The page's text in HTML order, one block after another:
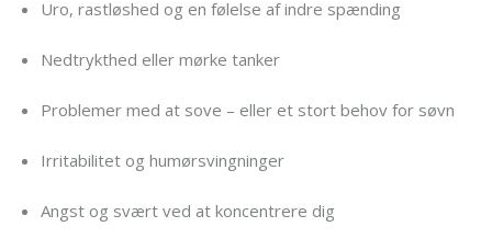
Uro, rastløshed og en følelse af indre spænding
Nedtrykthed eller mørke tanker
Problemer med at sove – eller et stort behov for søvn
Irritabilitet og humørsvingninger
Angst og svært ved at koncentrere dig